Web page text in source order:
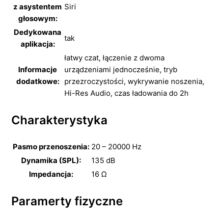
z asystentem
głosowym:
Siri
Dedykowana
aplikacja:
tak
Informacje
dodatkowe:
łatwy czat, łączenie z dwoma
urządzeniami jednocześnie, tryb
przezroczystości, wykrywanie noszenia,
Hi-Res Audio, czas ładowania do 2h
Charakterystyka
Pasmo przenoszenia: 20 – 20000 Hz
Dynamika (SPL):
135 dB
Impedancja:
16 Ω
Paramerty fizyczne